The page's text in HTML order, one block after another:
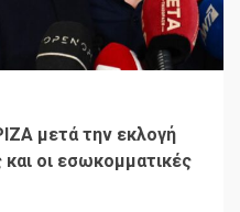
μετά την εκλογή
οι εσωκομματικές